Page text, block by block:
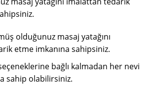
olduğunuz masaj yatağını
etme imkanına sahipsiniz.
bağlı kalmadan her nevi
sahip olabilirsiniz.